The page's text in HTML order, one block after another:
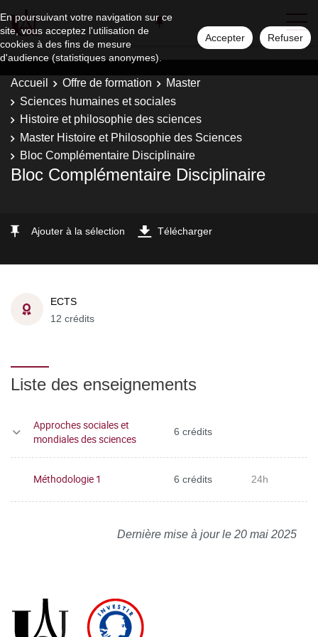
En poursuivant votre navigation sur ce
site, vous acceptez l'utilisation de
cookies à des fins de mesure
d'audience (statistiques anonymes).
Accepter Refuser
Accueil Offre de formation
Master
Sciences humaines et sociales
Histoire et philosophie des sciences
Master Histoire et Philosophie des Sciences
Bloc Complémentaire Disciplinaire
Bloc Complémentaire Disciplinaire
Ajouter à la sélection Télécharger
ECTS
12 crédits
Liste des enseignements
Approches sociales et
mondiales des sciences
6 crédits
Méthodologie 1 6 crédits 24h
Dernière mise à jour le 20 mai 2025